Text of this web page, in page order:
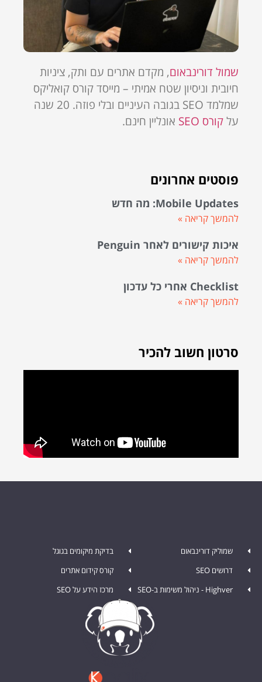
שמול דורינבאום, מקדם אתרים עם ותק, ציניות
חיובית וניסיון שטח אמיתי – מייסד קורס קואליקס
שמלמד SEO בגובה העיניים ובלי פוזה. 20 שנה
עלקורס SEO אונליין חינם.
פוסטים אחרונים
Mobile Updates: מה חדש
להמשך קריאה »
איכות קישורים לאחר Penguin
להמשך קריאה »
Checklist אחרי כל עדכון
להמשך קריאה »
סרטון חשוב להכיר
שמוליק דורינבאום
דרושים SEO
Highver - ניהול משימות ב-SEO
בדיקת מיקומים בגוגל
קורס קידום אתרים
מרכז הידע על SEO